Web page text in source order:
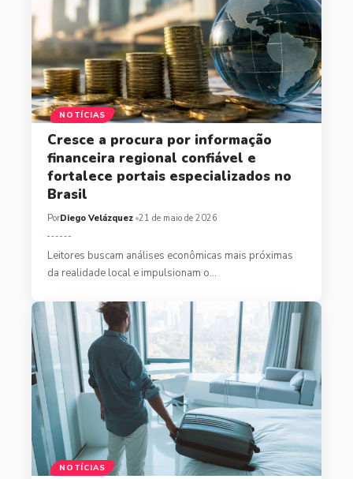
NOTÍCIAS
Cresce a procura por informação
financeira regional confiável e
fortalece portais especializados no
Brasil
PorDiego Velázquez 21 de maio de 2026
Leitores buscam análises econômicas mais próximas
da realidade local e impulsionam o…
NOTÍCIAS